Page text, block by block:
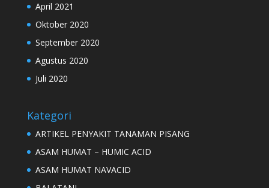
April 2021
Oktober 2020
September 2020
Agustus 2020
Juli 2020
Kategori
ARTIKEL PENYAKIT TANAMAN PISANG
ASAM HUMAT – HUMIC ACID
ASAM HUMAT NAVACID